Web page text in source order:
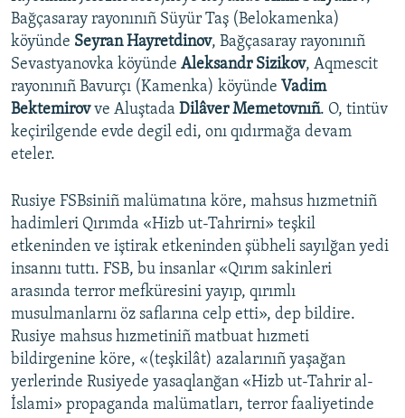
Bağçasaray rayonınıñ Süyür Taş (Belokamenka)
köyünde Seyran Hayretdinov, Bağçasaray rayonınıñ
Sevastyanovka köyünde Aleksandr Sizikov, Aqmescit
rayonınıñ Bavurçı (Kamenka) köyünde Vadim
Bektemirovve Aluştada Dilâver Memetovnıñ. O, tintüv
keçirilgende evde degil edi, onı qıdırmağa devam
eteler.
Rusiye FSBsiniñ malümatına köre, mahsus hızmetniñ
hadimleri Qırımda «Hizb ut-Tahrirni» teşkil
etkeninden ve iştirak etkeninden şübheli sayılğan yedi
insannı tuttı. FSB, bu insanlar «Qırım sakinleri
arasında terror mefküresini yayıp, qırımlı
musulmanlarnı öz saflarına celp etti», dep bildire.
Rusiye mahsus hızmetiniñ matbuat hızmeti
bildirgenine köre, «(teşkilât) azalarınıñ yaşağan
yerlerinde Rusiyede yasaqlanğan «Hizb ut-Tahrir al-
İslami» propaganda malümatları, terror faaliyetinde